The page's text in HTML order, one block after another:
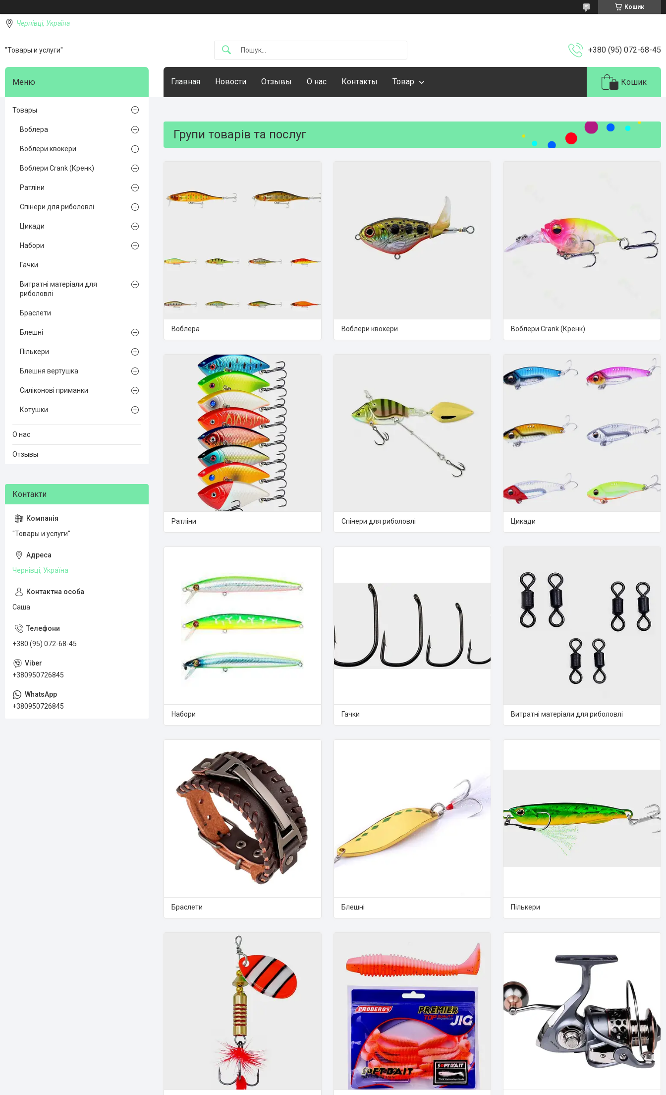
Кошик
Чернівці, Україна
"Товары и услуги" +380 (95) 072-68-45
Главная Новости Отзывы О нас Контакты Товар Кошик
Групи товарів та послуг
Воблера Воблери квокери Воблери Crank (Кренк)
Ратліни Спінери для риболовлі Цикади
Набори Гачки Витратні матеріали для риболовлі
Браслети Блешні Пількери
Товары
Воблера
Воблери квокери
Воблери Crank (Кренк)
Ратліни
Спінери для риболовлі
Цикади
Набори
Гачки
Витратні матеріали для
риболовлі
Браслети
Блешні
Пількери
Блешня вертушка
Силіконові приманки
Котушки
О нас
Отзывы
"Товары и услуги"
Чернівці, Україна
Саша
+380 (95) 072-68-45
+380950726845
+380950726845